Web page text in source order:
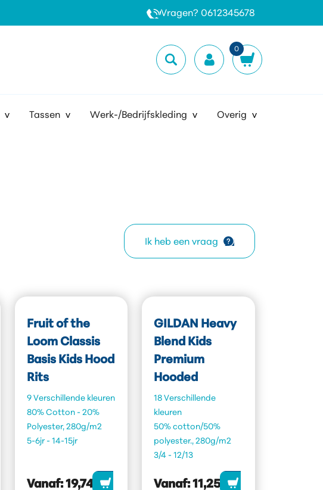
Vragen? 0612345678
0
Tassen Werk-/Bedrijfskleding Overig
Ik heb een vraag
Fruit of the
Loom Classis
Basis Kids Hood
Rits
9 Verschillende kleuren
80% Cotton - 20%
Polyester, 280g/m2
5-6jr - 14-15jr
Vanaf:19,74
GILDAN Heavy
Blend Kids
Premium
Hooded
18 Verschillende
kleuren
50% cotton/50%
polyester., 280g/m2
3/4 - 12/13
Vanaf: 11,25